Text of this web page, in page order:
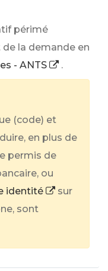
périmé
de la demande en
- ANTS .
(code) et
en plus de
permis de
ou
identité
sur
sont